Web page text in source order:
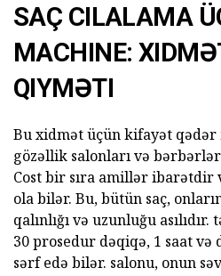
SAÇ CILALAMA
MACHINE:
QIYMƏTI
Bu xidmət üçün kifayət
gözəllik salonları və
Cost bir sıra amillər ibarətdir
ola bilər. Bu, bütün saç,
qalınlığı və uzunluğu
30 prosedur dəqiqə, 1 saat
sərf edə bilər. salonu, onun